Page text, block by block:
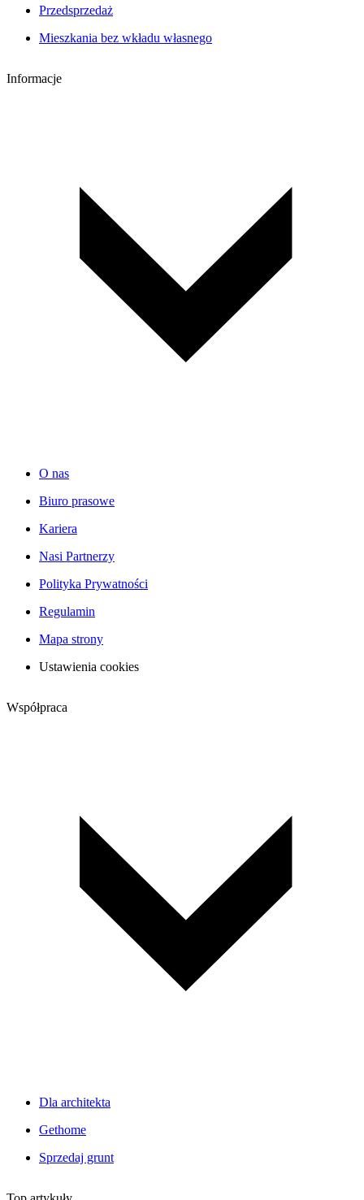
Przedsprzedaż
Mieszkania bez wkładu własnego
Informacje
O nas
Biuro prasowe
Kariera
Nasi Partnerzy
Polityka Prywatności
Regulamin
Mapa strony
Ustawienia cookies
Współpraca
Dla architekta
Gethome
Sprzedaj grunt